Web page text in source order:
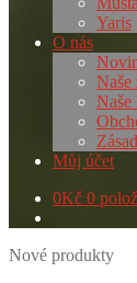
Yaris
O nás
Naše
Naše
Můj účet
0Kč 0
Nové produkty